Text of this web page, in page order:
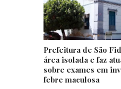
Prefeitura de São
área isolada e faz
sobre exames em
febre maculosa